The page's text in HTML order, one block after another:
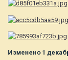
Изменено 1